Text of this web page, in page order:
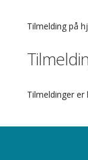
Tilmelding på
Tilmeldinger